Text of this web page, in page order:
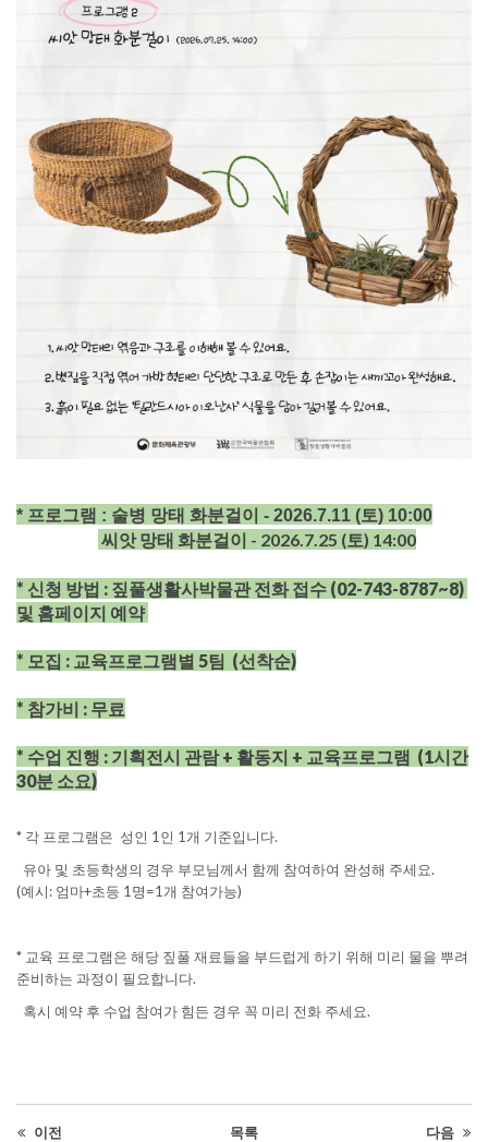
* 프로그램 : 술병 망태 화분걸이 - 2026.7.11 (토) 10:00
씨앗 망태 화분걸이 - 2026.7.25 (토) 14:00
* 신청 방법 : 짚풀생활사박물관 전화 접수 (02-743-8787~8)
및 홈페이지 예약
* 모집 : 교육프로그램별 5팀 (선착순)
* 참가비 : 무료
* 수업 진행 : 기획전시 관람 + 활동지 + 교육프로그램 (1시간
30분 소요)
* 각 프로그램은 성인 1인 1개 기준입니다.
유아 및 초등학생의 경우 부모님께서 함께 참여하여 완성해 주세요.
(예시: 엄마+초등 1명=1개 참여가능)
* 교육 프로그램은 해당 짚풀 재료들을 부드럽게 하기 위해 미리 물을 뿌려
준비하는 과정이 필요합니다.
혹시 예약 후 수업 참여가 힘든 경우 꼭 미리 전화 주세요.
이전 목록 다음